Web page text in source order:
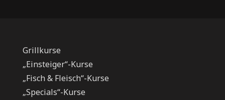
Grillkurse
„Einsteiger“-Kurse
„Fisch & Fleisch“-Kurse
„Specials“-Kurse